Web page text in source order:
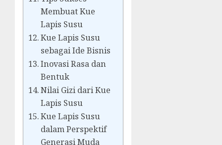
Membuat Kue
Lapis Susu
Kue Lapis Susu
sebagai Ide Bisnis
Inovasi Rasa dan
Bentuk
Nilai Gizi dari Kue
Lapis Susu
Kue Lapis Susu
dalam Perspektif
Generasi Muda